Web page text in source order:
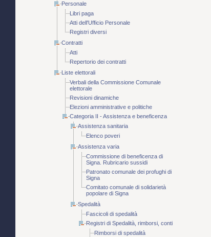
Personale
Libri paga
Atti dell'Ufficio Personale
Registri diversi
Contratti
Atti
Repertorio dei contratti
Liste elettorali
Verbali della Commissione Comunale
elettorale
Revisioni dinamiche
Elezioni amministrative e politiche
Categoria II - Assistenza e beneficenza
Assistenza sanitaria
Elenco poveri
Assistenza varia
Commissione di beneficenza di
Signa. Rubricario sussidi
Patronato comunale dei profughi di
Signa
Comitato comunale di solidarietà
popolare di Signa
Spedalità
Fascicoli di spedalità
Registri di Spedalità, rimborsi, conti
Rimborsi di spedalità